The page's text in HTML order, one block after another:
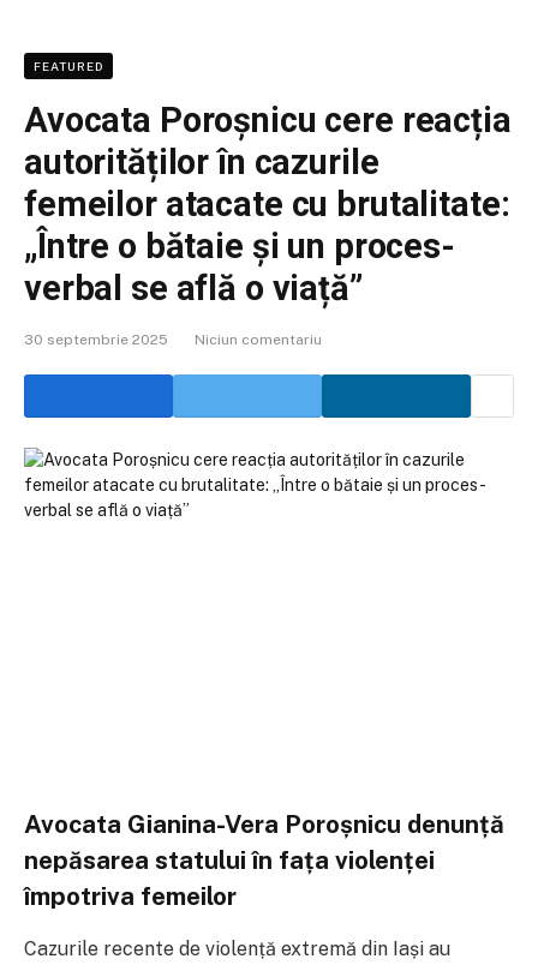
FEATURED
Avocata Poroșnicu cere reacția
autorităților în cazurile
femeilor atacate cu brutalitate:
„Între o bătaie și un proces-
verbal se află o viață”
30 septembrie 2025 Niciun comentariu
Avocata Gianina-Vera Poroșnicu denunță
nepăsarea statului în fața violenței
împotriva femeilor
Cazurile recente de violență extremă din Iași au